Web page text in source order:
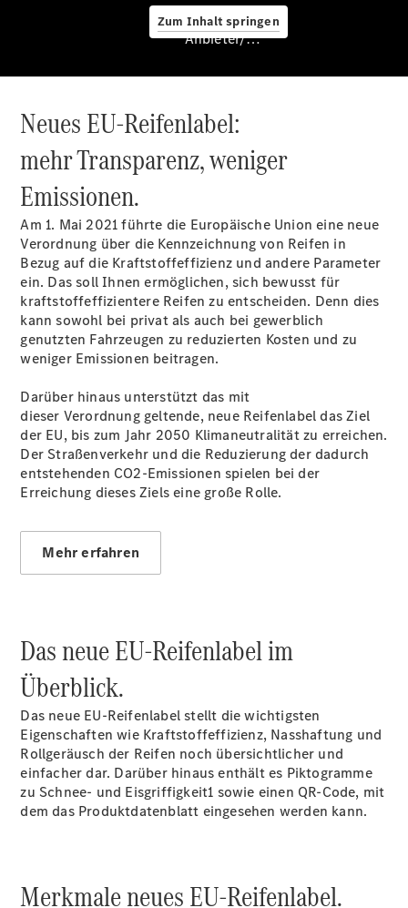
Zum Inhalt springen
Kontakt
Ansprechpartner
Kontaktformular
Unternehmens-
Informationen
Karriere
Stellenangebote
Berufsausbildung
Service &
Anbieter/Datenschutz
Neues EU-Reifenlabel:
mehr Transparenz, weniger
Emissionen.
Am 1. Mai 2021 führte die Europäische Union eine neue
Verordnung über die Kennzeichnung von Reifen in
Bezug auf die Kraftstoffeffizienz und andere Parameter
ein. Das soll Ihnen ermöglichen, sich bewusst für
kraftstoffeffizientere Reifen zu entscheiden. Denn dies
kann sowohl bei privat als auch bei gewerblich
genutzten Fahrzeugen zu reduzierten Kosten und zu
weniger Emissionen beitragen.
Darüber hinaus unterstützt das mit
dieser Verordnung geltende, neue Reifenlabel das Ziel
der EU, bis zum Jahr 2050 Klimaneutralität zu erreichen.
Der Straßenverkehr und die Reduzierung der dadurch
entstehenden CO2-Emissionen spielen bei der
Erreichung dieses Ziels eine große Rolle.
Mehr erfahren
Das neue EU-Reifenlabel im
Überblick.
Das neue EU-Reifenlabel stellt die wichtigsten
Eigenschaften wie Kraftstoffeffizienz, Nasshaftung und
Rollgeräusch der Reifen noch übersichtlicher und
einfacher dar. Darüber hinaus enthält es Piktogramme
zu Schnee- und Eisgriffigkeit1 sowie einen QR-Code, mit
dem das Produktdatenblatt eingesehen werden kann.
Merkmale neues EU-Reifenlabel.